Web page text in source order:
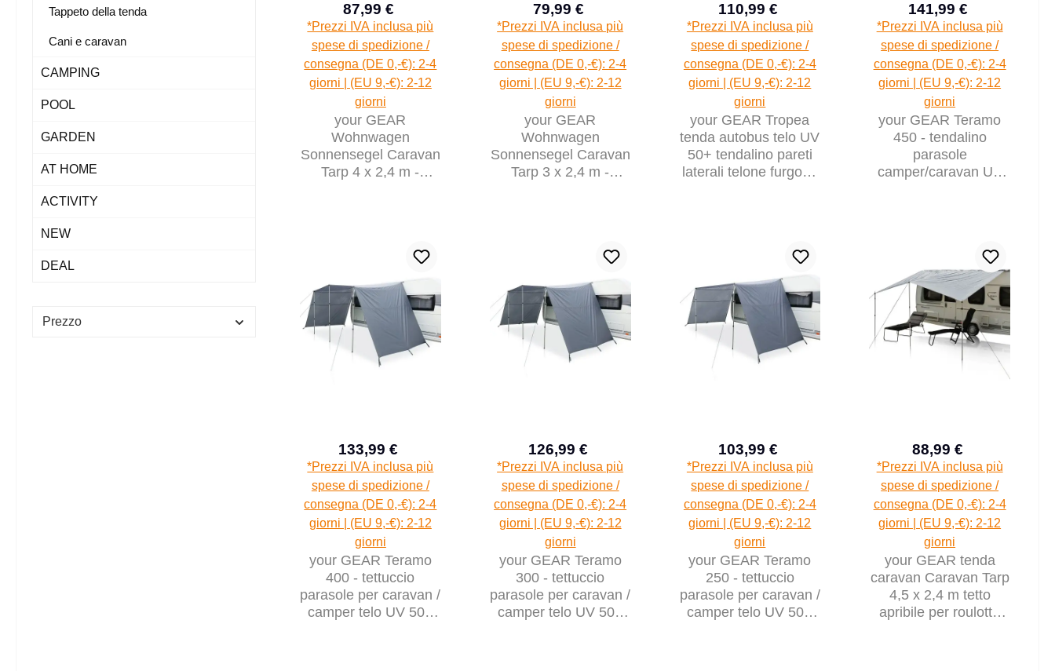
Tappeto della tenda
Cani e caravan
CAMPING
POOL
GARDEN
AT HOME
ACTIVITY
NEW
DEAL
Prezzo
Prezzo di vendita:
87,99 €
Prezzo normale:
*Prezzi IVA inclusa più
spese di spedizione /
consegna (DE 0,-€): 2-4
giorni | (EU 9,-€): 2-12
giorni
your GEAR
Wohnwagen
Sonnensegel Caravan
Tarp 4 x 2,4 m -
Prezzo di vendita:
79,99 €
Prezzo normale:
*Prezzi IVA inclusa più
spese di spedizione /
consegna (DE 0,-€): 2-4
giorni | (EU 9,-€): 2-12
giorni
your GEAR
Wohnwagen
Sonnensegel Caravan
Tarp 3 x 2,4 m -
Prezzo di vendita:
110,99 €
Prezzo normale:
*Prezzi IVA inclusa più
spese di spedizione /
consegna (DE 0,-€): 2-4
giorni | (EU 9,-€): 2-12
giorni
your GEAR Tropea
tenda autobus telo UV
50+ tendalino pareti
laterali telone furgone
Prezzo di vendita:
141,99 €
Prezzo
*Prezzi IVA inclusa più
spese di spedizione /
consegna (DE 0,-€): 2-4
giorni | (EU 9,-€): 2-12
giorni
your GEAR Teramo
450 - tendalino
parasole
camper/caravan UV
Prezzo di vendita:
133,99 €
Prezzo normale:
*Prezzi IVA inclusa più
spese di spedizione /
consegna (DE 0,-€): 2-4
giorni | (EU 9,-€): 2-12
giorni
your GEAR Teramo
400 - tettuccio
parasole per caravan /
camper telo UV 50+
Prezzo di vendita:
126,99 €
Prezzo normale:
*Prezzi IVA inclusa più
spese di spedizione /
consegna (DE 0,-€): 2-4
giorni | (EU 9,-€): 2-12
giorni
your GEAR Teramo
300 - tettuccio
parasole per caravan /
camper telo UV 50+
Prezzo di vendita:
103,99 €
Prezzo normale:
*Prezzi IVA inclusa più
spese di spedizione /
consegna (DE 0,-€): 2-4
giorni | (EU 9,-€): 2-12
giorni
your GEAR Teramo
250 - tettuccio
parasole per caravan /
camper telo UV 50+
Prezzo di vendita:
88,99 €
Prezzo
*Prezzi IVA inclusa più
spese di spedizione /
consegna (DE 0,-€): 2-4
giorni | (EU 9,-€): 2-12
giorni
your GEAR tenda
caravan Caravan Tarp
4,5 x 2,4 m tetto
apribile per roulotte